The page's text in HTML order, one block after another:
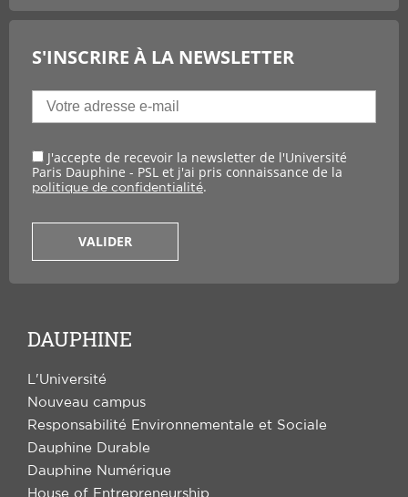
S'INSCRIRE À LA NEWSLETTER
J'accepte de recevoir la newsletter de l'Université
Paris Dauphine - PSL et j'ai pris connaissance de la
politique de confidentialité.
VALIDER
DAUPHINE
L'Université
Nouveau campus
Responsabilité Environnementale et Sociale
Dauphine Durable
Dauphine Numérique
House of Entrepreneurship